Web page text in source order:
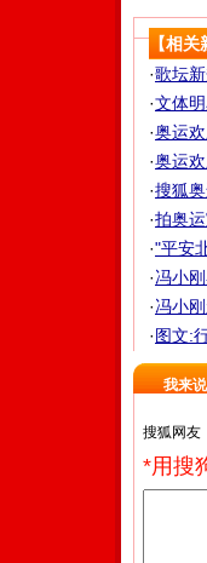
【相关
·歌坛
·文体
·奥运
·奥运
·搜狐
·拍奥
·"平安
·冯小
·冯小
·图文:
我来
*用搜